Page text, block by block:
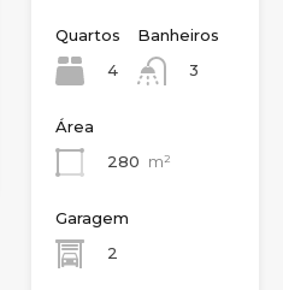
Quartos
4
Banheiros
3
Área
280 m²
Garagem
2